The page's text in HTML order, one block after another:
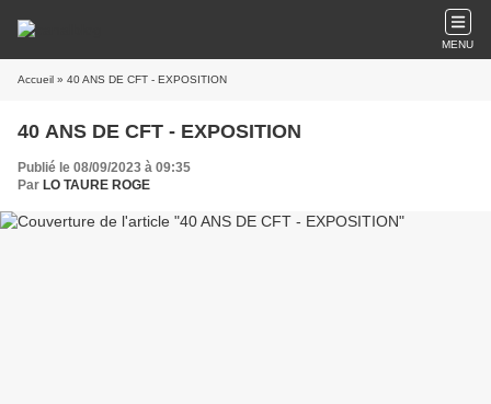
MENU
Accueil » 40 ANS DE CFT - EXPOSITION
40 ANS DE CFT - EXPOSITION
Publié le 08/09/2023 à 09:35
Par LO TAURE ROGE